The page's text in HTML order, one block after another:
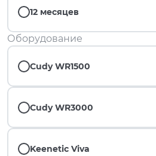
12 месяцев
Оборудование
Cudy WR1500
Cudy WR3000
Keenetic Viva